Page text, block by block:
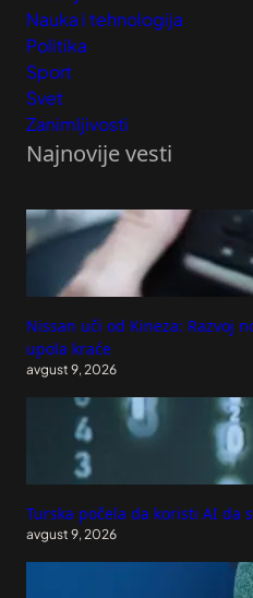
Nauka i tehnologija
Politika
Sport
Svet
Zanimljivosti
Najnovije vesti
Nissan uči od Kineza: Razvoj
upola kraće
avgust 9, 2026
Turska počela da koristi AI da
avgust 9, 2026